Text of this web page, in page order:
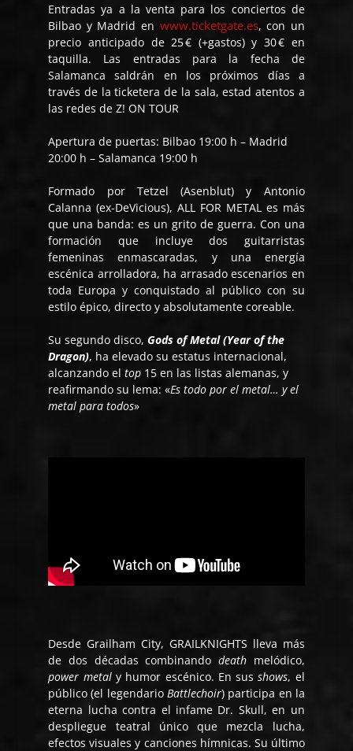
Entradas ya a la venta para los conciertos de
Bilbao y Madrid en www.ticketgate.es, con un
precio anticipado de 25 € (+gastos) y 30 € en
taquilla. Las entradas para la fecha de
Salamanca saldrán en los próximos días a
través de la ticketera de la sala, estad atentos a
las redes de Z! ON TOUR
Apertura de puertas: Bilbao 19:00 h – Madrid
20:00 h – Salamanca 19:00 h
Formado por Tetzel (Asenblut) y Antonio
Calanna (ex-DeVicious), ALL FOR METAL es más
que una banda: es un grito de guerra. Con una
formación que incluye dos guitarristas
femeninas enmascaradas, y una energía
escénica arrolladora, ha arrasado escenarios en
toda Europa y conquistado al público con su
estilo épico, directo y absolutamente coreable.
Su segundo disco,Gods of Metal (Year of the
Dragon), ha elevado su estatus internacional,
alcanzando eltop 15 en las listas alemanas, y
reafirmando su lema: «Es todo por el metal… y el
metal para todos»
Desde Grailham City, GRAILKNIGHTS lleva más
de dos décadas combinandodeath melódico,
power metaly humor escénico. En susshows, el
público (el legendario Battlechoir) participa en la
eterna lucha contra el infame Dr. Skull, en un
despliegue teatral único que mezcla lucha,
efectos visuales y canciones hímnicas. Su último